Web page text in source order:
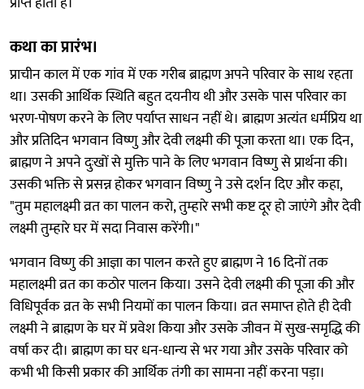
कथा का प्रारंभ।
प्राचीन काल में एक गांव में एक गरीब ब्राह्मण अपने परिवार के साथ रहता
था। उसकी आर्थिक स्थिति बहुत दयनीय थी और उसके पास परिवार का
भरण-पोषण करने के लिए पर्याप्त साधन नहीं थे। ब्राह्मण अत्यंत धर्मप्रिय था
और प्रतिदिन भगवान विष्णु और देवी लक्ष्मी की पूजा करता था। एक दिन,
ब्राह्मण ने अपने दुःखों से मुक्ति पाने के लिए भगवान विष्णु से प्रार्थना की।
उसकी भक्ति से प्रसन्न होकर भगवान विष्णु ने उसे दर्शन दिए और कहा,
"तुम महालक्ष्मी व्रत का पालन करो, तुम्हारे सभी कष्ट दूर हो जाएंगे और देवी
लक्ष्मी तुम्हारे घर में सदा निवास करेंगी।"
भगवान विष्णु की आज्ञा का पालन करते हुए ब्राह्मण ने 16 दिनों तक
महालक्ष्मी व्रत का कठोर पालन किया। उसने देवी लक्ष्मी की पूजा की और
विधिपूर्वक व्रत के सभी नियमों का पालन किया। व्रत समाप्त होते ही देवी
लक्ष्मी ने ब्राह्मण के घर में प्रवेश किया और उसके जीवन में सुख-समृद्धि की
वर्षा कर दी। ब्राह्मण का घर धन-धान्य से भर गया और उसके परिवार को
कभी भी किसी प्रकार की आर्थिक तंगी का सामना नहीं करना पड़ा।